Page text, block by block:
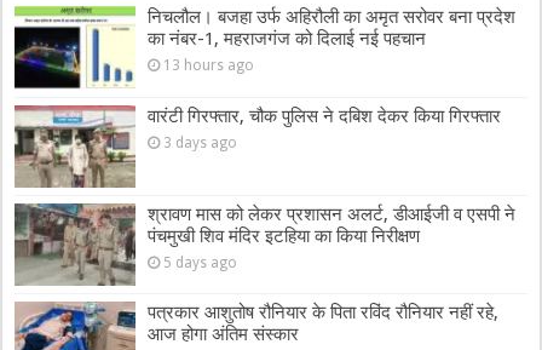
निचलौल। बजहा उर्फ अहिरौली का अमृत सरोवर बना प्रदेश
का नंबर-1, महराजगंज को दिलाई नई पहचान
13 hours ago
वारंटी गिरफ्तार, चौक पुलिस ने दबिश देकर किया गिरफ्तार
3 days ago
श्रावण मास को लेकर प्रशासन अलर्ट, डीआईजी व एसपी ने
पंचमुखी शिव मंदिर इटहिया का किया निरीक्षण
5 days ago
पत्रकार आशुतोष रौनियार के पिता रविंद रौनियार नहीं रहे,
आज होगा अंतिम संस्कार